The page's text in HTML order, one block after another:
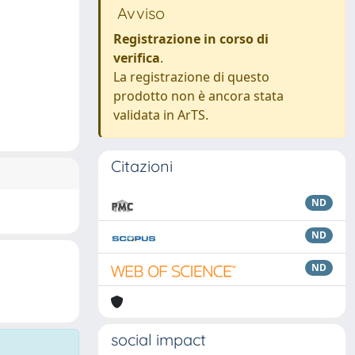
Avviso
Registrazione in corso di
verifica.
La registrazione di questo
prodotto non è ancora stata
validata in ArTS.
Citazioni
ND
ND
ND
social impact